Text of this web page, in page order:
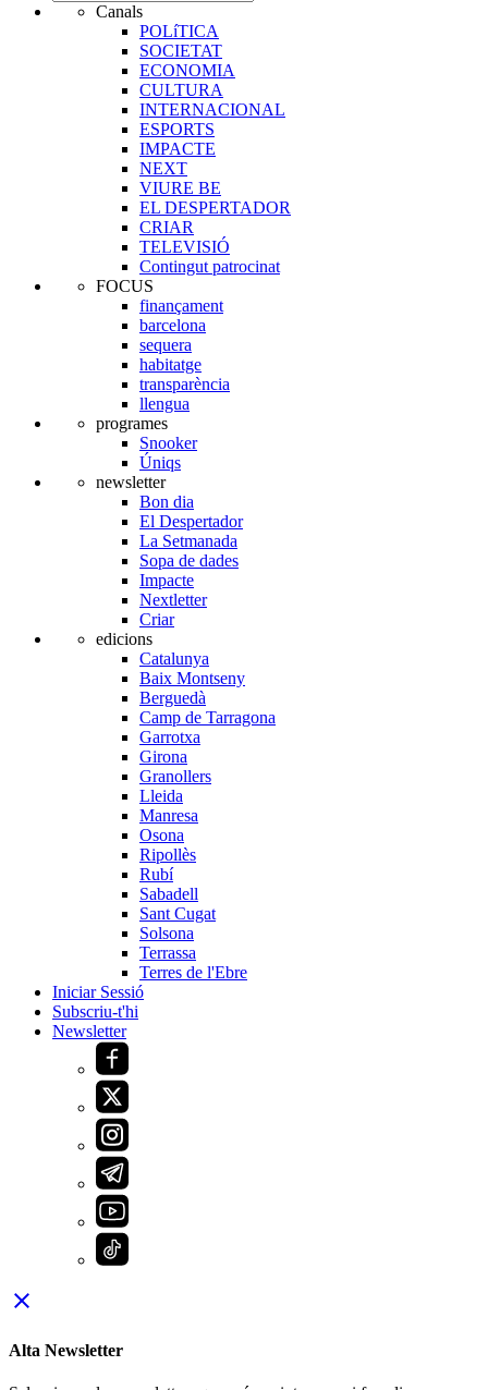
Canals
POLíTICA
SOCIETAT
ECONOMIA
CULTURA
INTERNACIONAL
ESPORTS
IMPACTE
NEXT
VIURE BE
EL DESPERTADOR
CRIAR
TELEVISIÓ
Contingut patrocinat
FOCUS
finançament
barcelona
sequera
habitatge
transparència
llengua
programes
Snooker
Úniqs
newsletter
Bon dia
El Despertador
La Setmanada
Sopa de dades
Impacte
Nextletter
Criar
edicions
Catalunya
Baix Montseny
Berguedà
Camp de Tarragona
Garrotxa
Girona
Granollers
Lleida
Manresa
Osona
Ripollès
Rubí
Sabadell
Sant Cugat
Solsona
Terrassa
Terres de l'Ebre
Iniciar Sessió
Subscriu-t'hi
Newsletter
close
Alta Newsletter